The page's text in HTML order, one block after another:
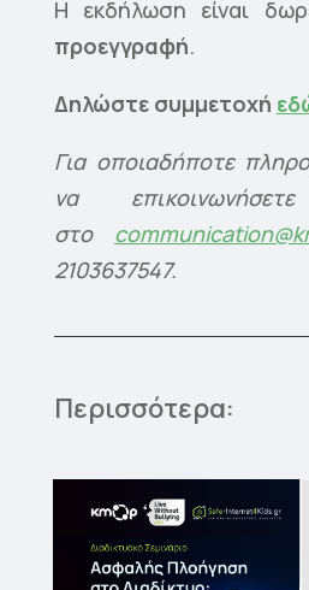
Η εκδήλωση είναι
προεγγραφή.
Δηλώστε συμμετοχή
Για οποιαδήποτε
να
στο
2103637547.
Περισσότερα: